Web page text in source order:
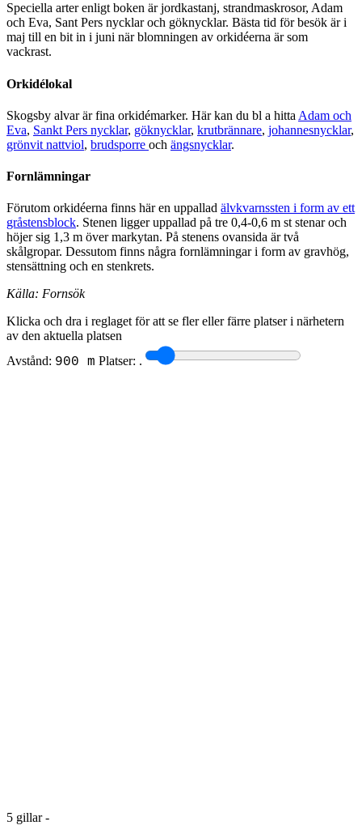
Speciella arter enligt boken är jordkastanj, strandmaskrosor, Adam
och Eva, Sant Pers nycklar och göknycklar. Bästa tid för besök är i
maj till en bit in i juni när blomningen av orkidéerna är som
vackrast.
Orkidélokal
Skogsby alvar är fina orkidémarker. Här kan du bl a hitta Adam och
Eva, Sankt Pers nycklar, göknycklar, krutbrännare, johannesnycklar,
grönvit nattviol, brudsporre och ängsnycklar.
Fornlämningar
Förutom orkidéerna finns här en uppallad älvkvarnssten i form av ett
gråstensblock. Stenen ligger uppallad på tre 0,4-0,6 m st stenar och
höjer sig 1,3 m över markytan. På stenens ovansida är två
skålgropar. Dessutom finns några fornlämningar i form av gravhög,
stensättning och en stenkrets.
Källa: Fornsök
Klicka och dra i reglaget för att se fler eller färre platser i närhetern
av den aktuella platsen
Avstånd: 900 m Platser: .
5 gillar-